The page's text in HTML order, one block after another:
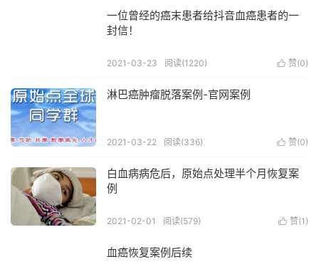
一位曾经的癌末患者给抖音血癌患者的一
封信！
 赞(0)
2021-03-23 阅读(1220)
淋巴癌肿瘤脱落案例-官网案例
 赞(0)
2021-03-22 阅读(336)
白血病病危后，原始点处理半个月恢复案
例
 赞(1 )
2021-02-01 阅读(579)
血癌恢复案例后续